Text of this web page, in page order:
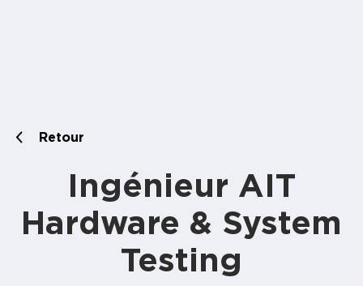
Retour
Ingénieur AIT
Hardware & System
Testing